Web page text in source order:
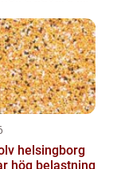
helsingborg
hög belastning